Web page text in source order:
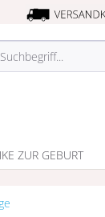
ZUR GEBURT